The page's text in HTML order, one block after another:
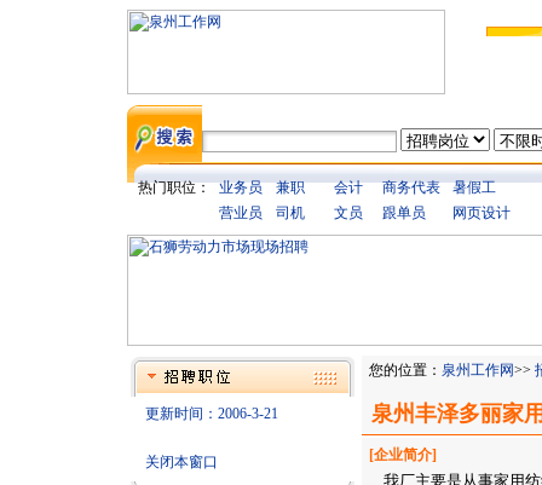
热门职位： 业务员 兼职 会计 商务代表
暑假工
营业员
司机 文员 跟单员 网页设计
更新时间：2006-3-21
关闭本窗口
您的位置： 泉州工作网>>
泉州丰泽多丽家
[企业简介]
我厂主要是从事家用